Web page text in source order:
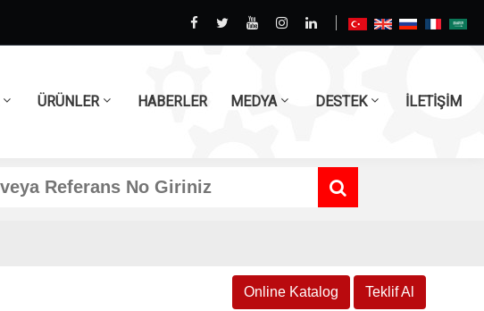
ÜRÜNLER HABERLER MEDYA DESTEK İLETİŞİM
Online Katalog Teklif Al